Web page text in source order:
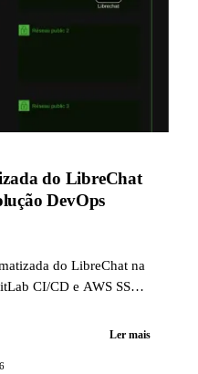
do LibreChat
DevOps
do LibreChat na
CI/CD e AWS SSM.
Ler mais